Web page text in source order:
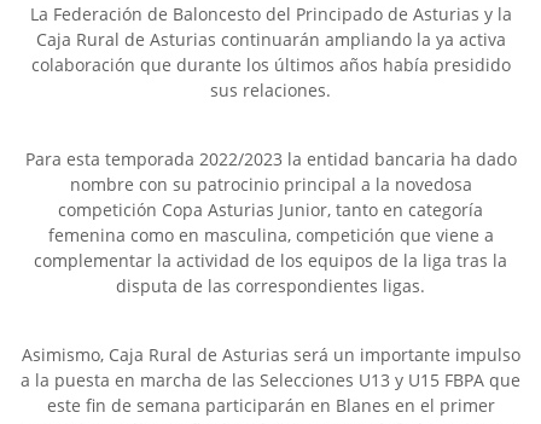
La Federación de Baloncesto del Principado de Asturias y la
Caja Rural de Asturias continuarán ampliando la ya activa
colaboración que durante los últimos años había presidido
sus relaciones.
Para esta temporada 2022/2023 la entidad bancaria ha dado
nombre con su patrocinio principal a la novedosa
competición Copa Asturias Junior, tanto en categoría
femenina como en masculina, competición que viene a
complementar la actividad de los equipos de la liga tras la
disputa de las correspondientes ligas.
Asimismo, Caja Rural de Asturias será un importante impulso
a la puesta en marcha de las Selecciones U13 y U15 FBPA que
este fin de semana participarán en Blanes en el primer